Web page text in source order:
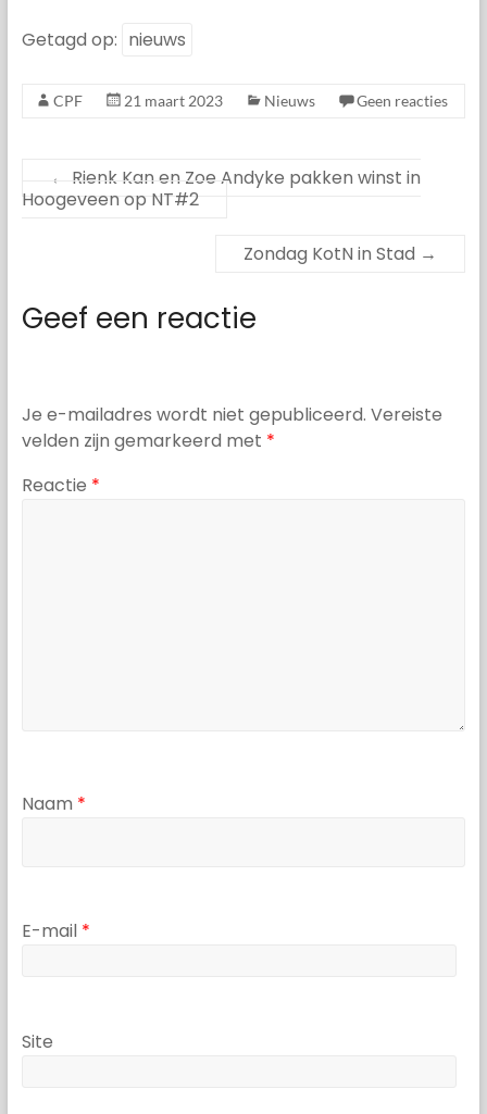
Getagd op: nieuws
CPF 21 maart 2023 Nieuws Geen reacties
←
Rienk Kan en Zoe Andyke pakken winst in
Hoogeveen op NT#2
Zondag KotN in Stad →
Geef een reactie
Je e-mailadres wordt niet gepubliceerd. Vereiste
velden zijn gemarkeerd met *
Reactie *
Naam *
E-mail *
Site